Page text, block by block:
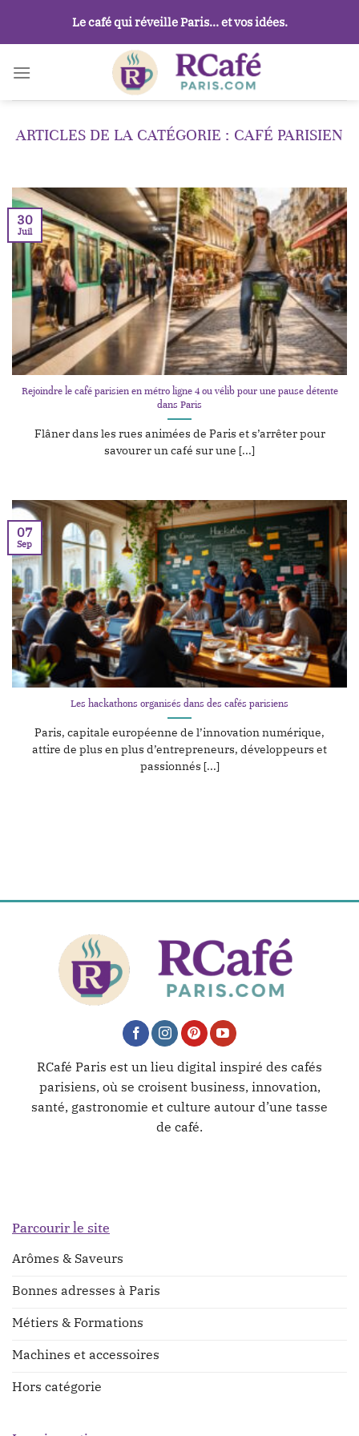
contenu
Le café qui réveille Paris… et vos idées.
CAFÉ PARISIEN
Rejoindre le café parisien en métro ligne 4 ou vélib pour une pause détente
dans Paris
Flâner dans les rues animées de Paris et s’arrêter pour
savourer un café sur une [...]
30
Juil
Les hackathons organisés dans des cafés parisiens
Paris, capitale européenne de l’innovation numérique,
attire de plus en plus d’entrepreneurs, développeurs et
passionnés [...]
07
Sep
RCafé Paris est un lieu digital inspiré des cafés
parisiens, où se croisent business, innovation,
santé, gastronomie et culture autour d’une tasse
de café.
Parcourir le site
Arômes & Saveurs
Bonnes adresses à Paris
Métiers & Formations
Machines et accessoires
Hors catégorie